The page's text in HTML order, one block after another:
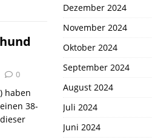
0
haben
38-
Dezember 2024
November 2024
Oktober 2024
September 2024
August 2024
Juli 2024
Juni 2024